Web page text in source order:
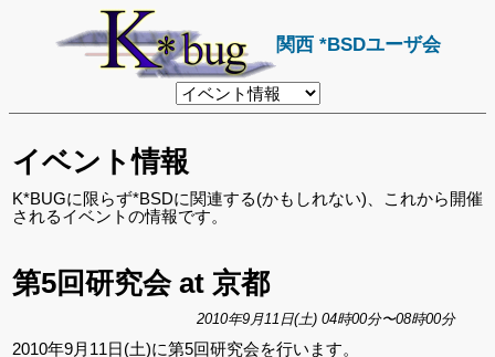
関西 *BSDユーザ会
リ
ン
ペ
ー
ジ
イベント情報
K*BUGに限らず*BSDに関連する(かもしれない)、これから開催
されるイベントの情報です。
第5回研究会 at 京都
2010年9月11日(土) 04時00分〜08時00分
2010年9月11日(土)に第5回研究会を行います。